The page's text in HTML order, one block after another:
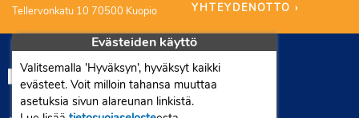
Tellervonkatu 10 70500 Kuopio
YHTEYDENOTTO ›
Evästeiden käyttö
Valitsemalla ’Hyväksyn’, hyväksyt kaikki
evästeet. Voit milloin tahansa muuttaa
asetuksia sivun alareunan linkistä.